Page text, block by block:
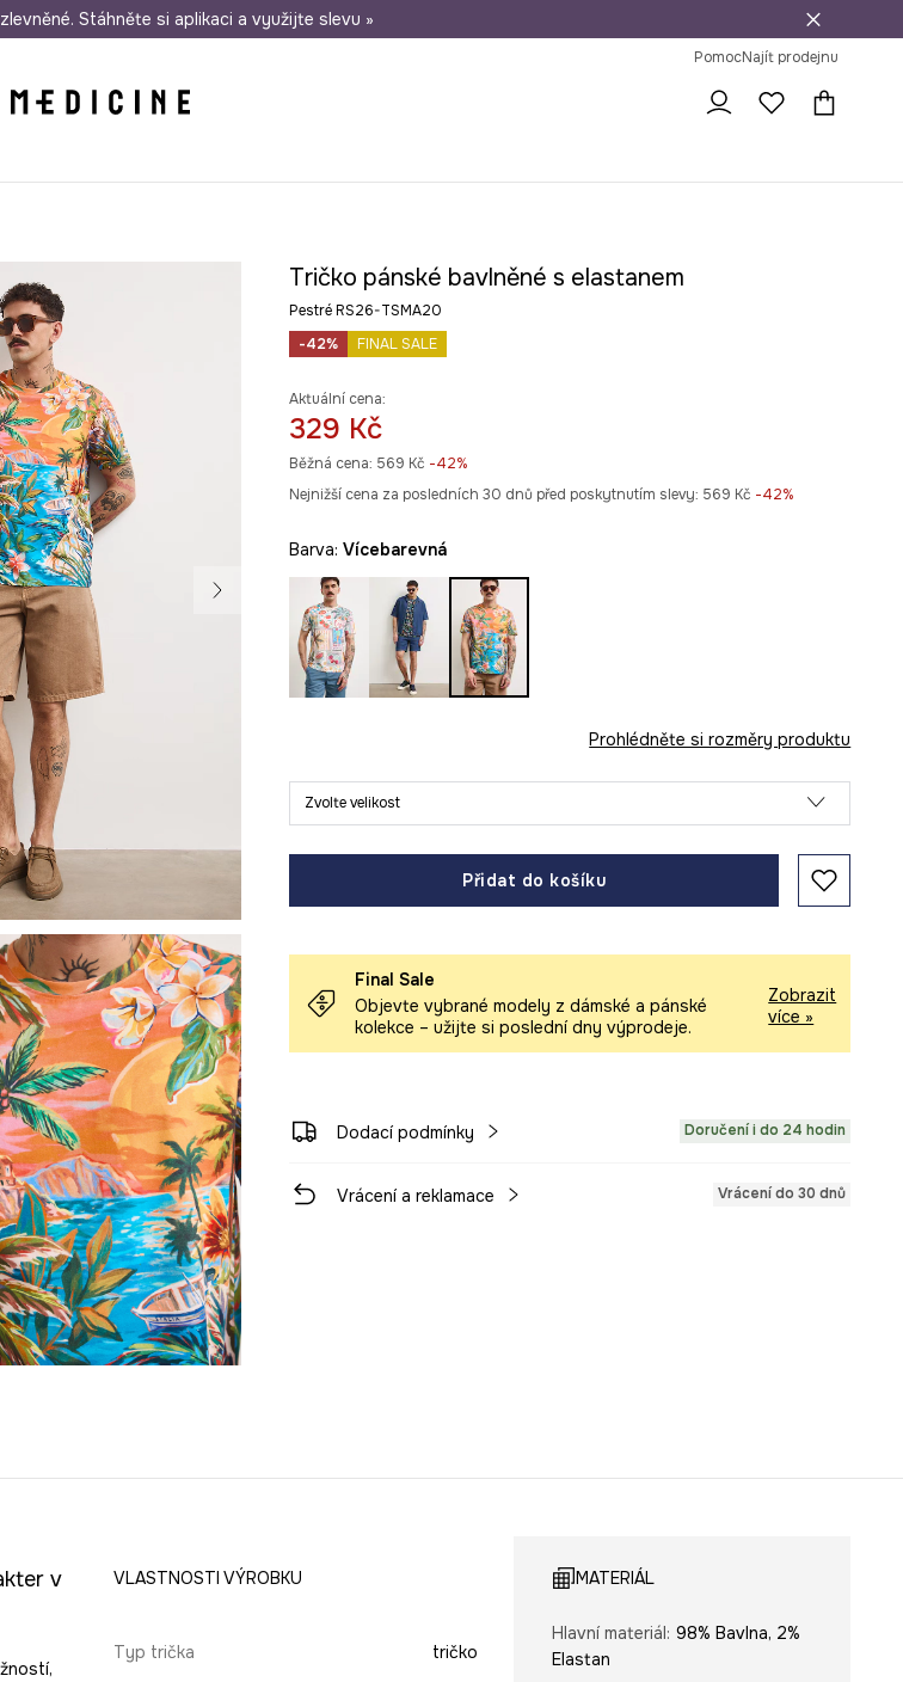
Odeslání i do 24 hodin 30 dní na vrácení zboží
Stáhněte si aplikaci a využijte slevu »
PomocNajít prodejnu
Tričko pánské bavlněné s elastanem
Pestré RS26-TSMA20
-42%
FINAL SALE
Aktuální cena:
329 Kč
Běžná cena: 569 Kč -42%
Nejnižší cena za posledních 30 dnů před poskytnutím slevy: 569 Kč -42%
Barva: vícebarevná
Prohlédněte si rozměry produktu
Zvolte velikost
Přidat do košíku
Final Sale
Objevte vybrané modely z dámské a pánské
kolekce – užijte si poslední dny výprodeje.
Zobrazit
více »
Dodací podmínky Doručení i do 24 hodin
Vrácení a reklamace Vrácení do 30 dnů
v
VLASTNOSTI VÝROBKU
Typ trička tričko
MATERIÁL
Hlavní materiál: 98% Bavlna, 2%
Elastan